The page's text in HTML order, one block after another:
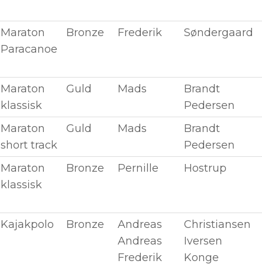
Maraton
Paracanoe
Bronze Frederik Søndergaard
Maraton
klassisk
Guld Mads
Brandt
Pedersen
Maraton
short track
Guld Mads
Brandt
Pedersen
Maraton
klassisk
Bronze Pernille Hostrup
Kajakpolo Bronze
Andreas
Andreas
Frederik
Christiansen
Iversen
Konge